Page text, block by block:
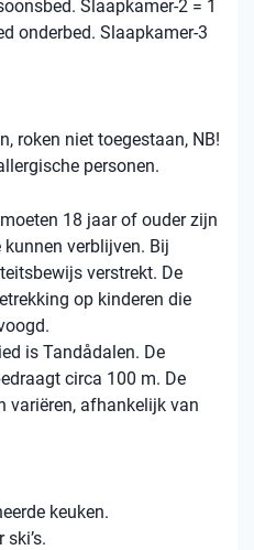
Slaapkamer-2 = 1
onderbed. Slaapkamer-3
roken niet toegestaan, NB!
personen.
18 jaar of ouder zijn
verblijven. Bij
verstrekt. De
op kinderen die
is Tandådalen. De
​​circa 100 m. De
afhankelijk van
keuken.